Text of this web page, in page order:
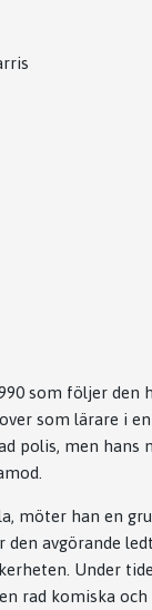
som följer den
som lärare i
polis, men hans
möter han en
avgörande
Under
rad komiska